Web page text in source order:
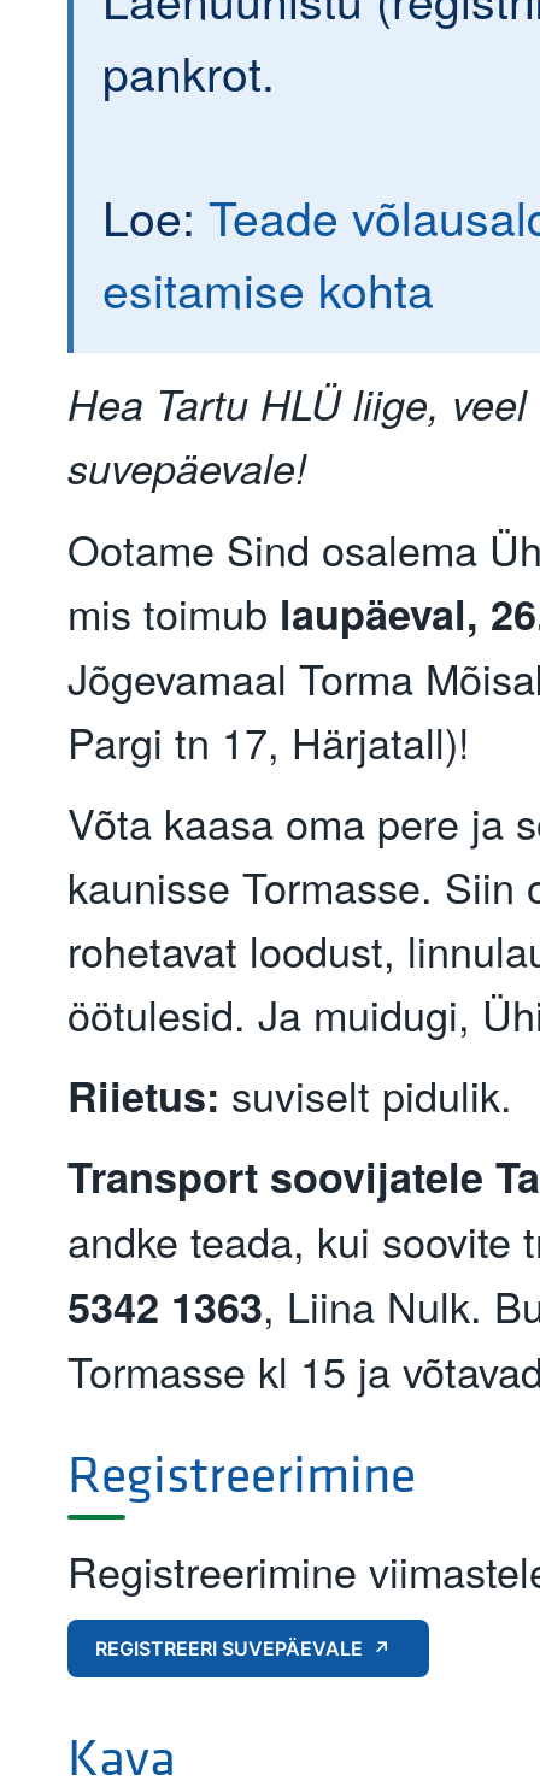
pankrot.
Loe: Teade
esitamise kohta
Hea Tartu HLÜ liige,
suvepäevale!
Ootame Sind osalema
mis toimub laupäeval,
Jõgevamaal Torma
Pargi tn 17, Härjatall)!
Võta kaasa oma pere ja
kaunisse Tormasse. Siin
rohetavat loodust,
öötulesid. Ja muidugi,
Riietus: suviselt pidulik.
Transport soovijatele
andke teada, kui soovite
5342 1363, Liina Nulk.
Tormasse kl 15 ja
Registreerimine
Registreerimine
REGISTREERI SUVEPÄEVALE
Kava